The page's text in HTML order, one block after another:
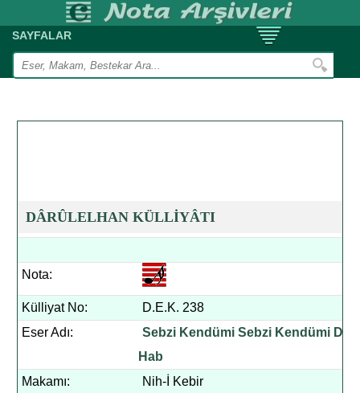
SAYFALAR
DÂRÛLELHAN KÜLLİYÂTI
Nota:
Külliyat No:
D.E.K. 238
Eser Adı:
Sebzi Kendümi Sebzi Kendümi Dil
Hab
Makamı:
Nih-İ Kebir